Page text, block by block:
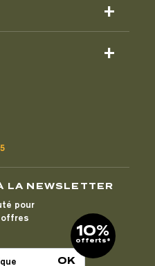
+
+
LA NEWSLETTER
pour
offres
10%
offerts*